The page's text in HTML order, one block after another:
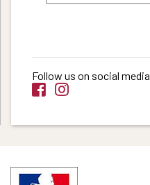
Follow us on social media